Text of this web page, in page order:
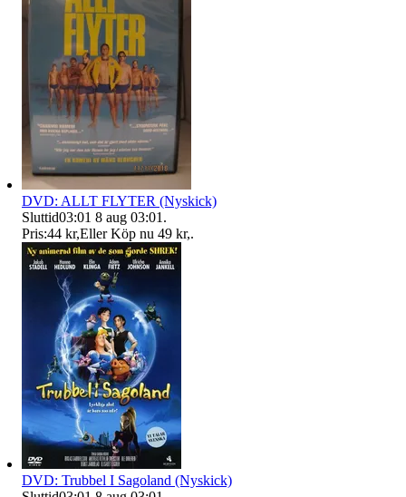
DVD: ALLT FLYTER (Nyskick)
Sluttid03:01 8 aug 03:01 .
Pris:44 kr,Eller Köp nu 49 kr,.
DVD: Trubbel I Sagoland (Nyskick)